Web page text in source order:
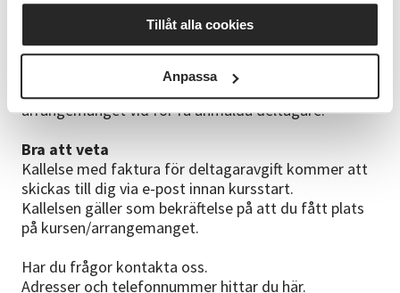
Tillåt alla cookies
Anpassa
Vi på Studieförbundet Vuxenskolan strävar efter att
hålla hög kvalitet på våra kurser och arrangemang.
Våra ledare har ledarutbildning och vi använder oss av
studiecirkelns pedagogik.
Vi förbehåller oss rätten att ändra startdatum på
arrangemanget vid för få anmälda deltagare.
Bra att veta
Kallelse med faktura för deltagaravgift kommer att
skickas till dig via e-post innan kursstart.
Kallelsen gäller som bekräftelse på att du fått plats
på kursen/arrangemanget.
Har du frågor kontakta oss.
Adresser och telefonnummer hittar du här.